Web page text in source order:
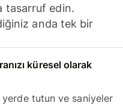
tasarruf edin.
anda tek bir
küresel olarak
tutun ve saniyeler